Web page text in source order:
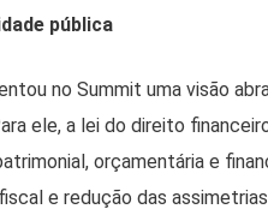
pública
no Summit uma visão
ele, a lei do direito
orçamentária e
e redução das